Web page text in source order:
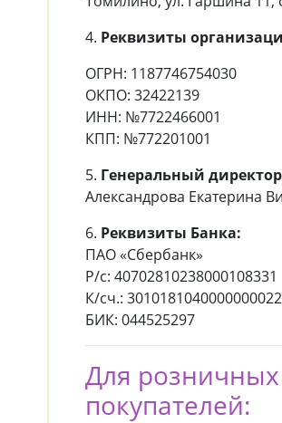
4. Реквизиты
ОГРН: 1187746754030
ОКПО: 32422139
ИНН: №7722466001
КПП: №772201001
5. Генеральный
Александрова Екатерина
6. Реквизиты Банка:
ПАО «Сбербанк»
Р/с: 40702810238000108331
К/сч.:
БИК: 044525297
Для розничных
покупателей: